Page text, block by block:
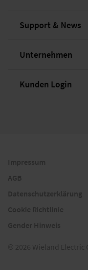
Support & News
Unternehmen
Kunden Login
Impressum
AGB
Datenschutzerklärung
Cookie Richtlinie
Gender Hinweis
© 2026 Wieland Electric